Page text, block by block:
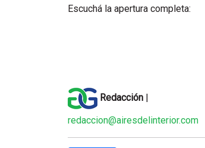
Escuchá la apertura completa:
Redacción |
redaccion@airesdelinterior.com